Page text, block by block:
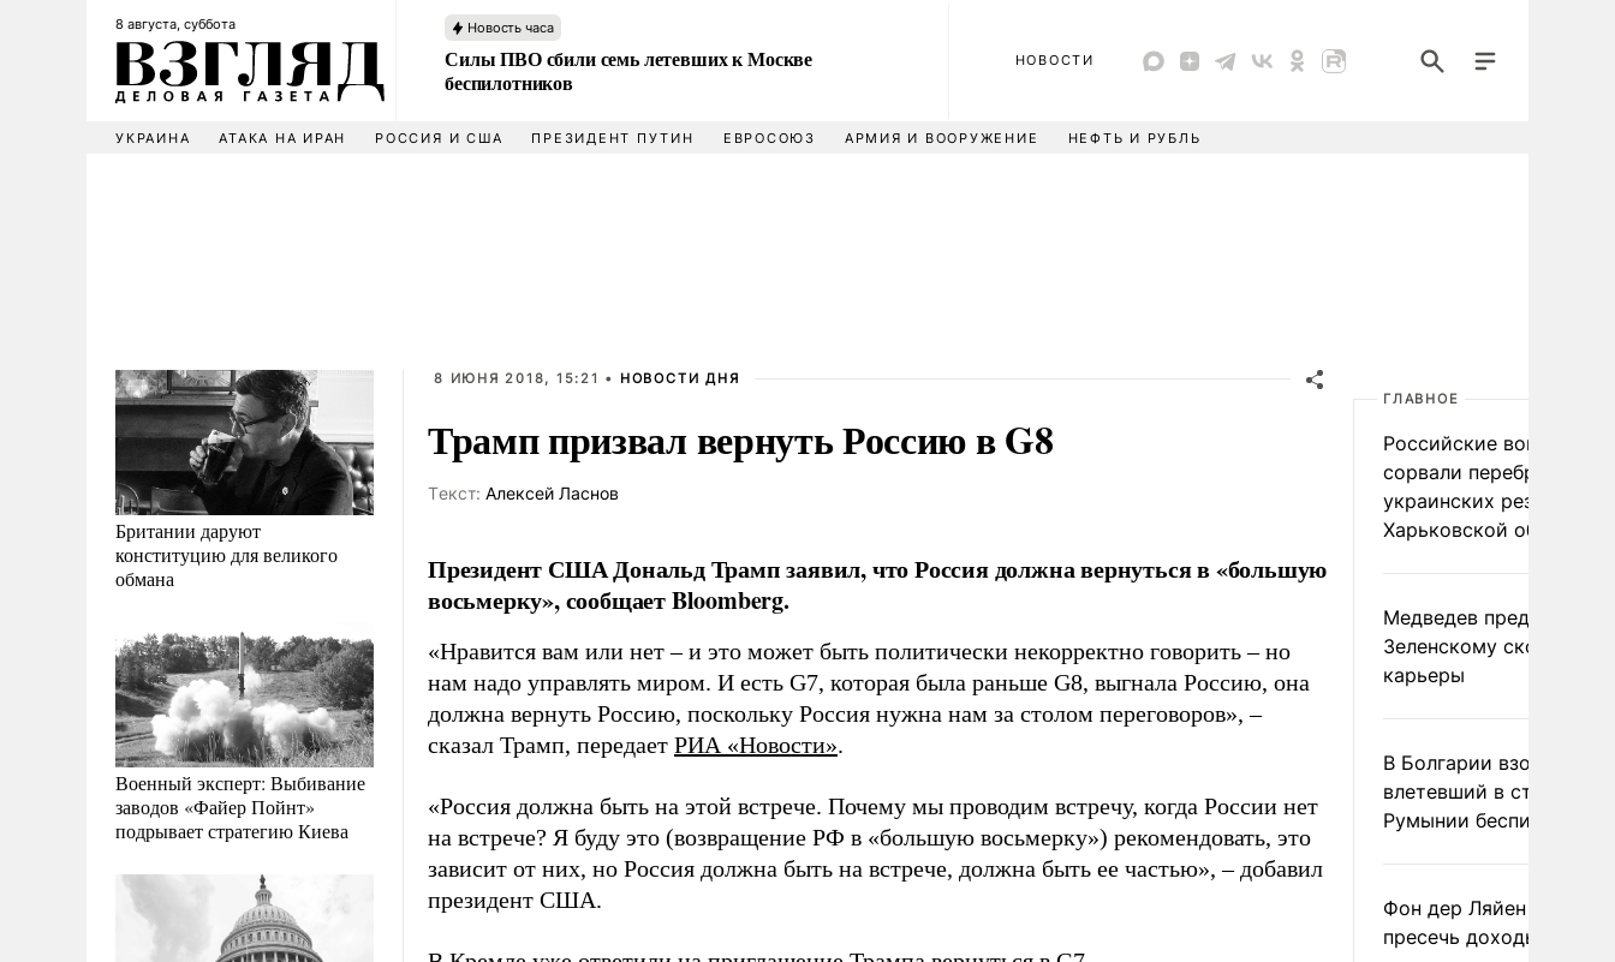
8 августа, суббота Новость часа
Силы ПВО сбили семь летевших к Москве
беспилотников
НОВОСТИ
УКРАИНА АТАКА НА ИРАН РОССИЯ И США ПРЕЗИДЕНТ ПУТИН ЕВРОСОЮЗ АРМИЯ И ВООРУЖЕНИЕ НЕФТЬ И РУБЛЬ
Британии даруют
конституцию для великого
обмана
Военный эксперт: Выбивание
заводов «Файер Пойнт»
подрывает стратегию Киева
8 ИЮНЯ 2018, 15:21 • НОВОСТИ ДНЯ
Трамп призвал вернуть Россию в G8
Tекст: Алексей Ласнов
Президент США Дональд Трамп заявил, что Россия должна вернуться в «большую
восьмерку», сообщает Bloomberg.
«Нравится вам или нет – и это может быть политически некорректно говорить – но
нам надо управлять миром. И есть G7, которая была раньше G8, выгнала Россию, она
должна вернуть Россию, поскольку Россия нужна нам за столом переговоров», –
сказал Трамп, передает РИА «Новости».
«Россия должна быть на этой встрече. Почему мы проводим встречу, когда России нет
на встрече? Я буду это (возвращение РФ в «большую восьмерку») рекомендовать, это
зависит от них, но Россия должна быть на встрече, должна быть ее частью», – добавил
президент США.
ГЛАВНОЕ
Российские войска
сорвали переброску
украинских резервов в
Харьковской области
Медведев предрек
Зеленскому скорый
карьеры
В Болгарии взорвался
влетевший в страну из
Румынии беспилотник
Фон дер Ляйен
пресечь доходы России